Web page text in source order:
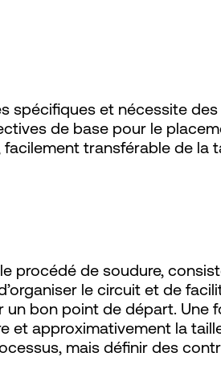
spécifiques et nécessite
de base pour le
transférable de la
procédé de soudure,
le circuit et de
un bon point de départ. Une
et approximativement la
mais définir des